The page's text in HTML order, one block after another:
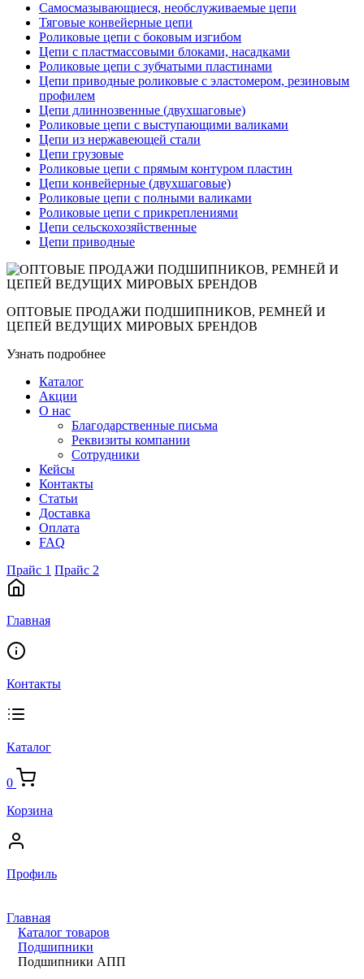
Самосмазывающиеся, необслуживаемые цепи
Тяговые конвейерные цепи
Роликовые цепи с боковым изгибом
Цепи с пластмассовыми блоками, насадками
Роликовые цепи с зубчатыми пластинами
Цепи приводные роликовые с эластомером, резиновым
профилем
Цепи длиннозвенные (двухшаговые)
Роликовые цепи с выступающими валиками
Цепи из нержавеющей стали
Цепи грузовые
Роликовые цепи с прямым контуром пластин
Цепи конвейерные (двухшаговые)
Роликовые цепи с полными валиками
Роликовые цепи с прикреплениями
Цепи сельскохозяйственные
Цепи приводные
ОПТОВЫЕ ПРОДАЖИ ПОДШИПНИКОВ, РЕМНЕЙ И
ЦЕПЕЙ ВЕДУЩИХ МИРОВЫХ БРЕНДОВ
Узнать подробнее
Каталог
Акции
О нас
Благодарственные письма
Реквизиты компании
Сотрудники
Кейсы
Контакты
Статьи
Доставка
Оплата
FAQ
Прайс 1 Прайс 2
Главная
Контакты
Каталог
0
Корзина
Профиль
Главная
Каталог товаров
Подшипники
Подшипники АПП